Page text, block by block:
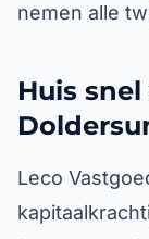
nemen alle
Huis
Leco